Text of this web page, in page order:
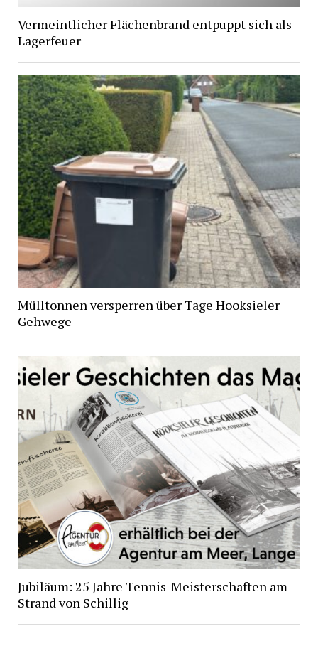
Vermeintlicher Flächenbrand entpuppt sich als
Lagerfeuer
Mülltonnen versperren über Tage Hooksieler
Gehwege
Jubiläum: 25 Jahre Tennis-Meisterschaften am
Strand von Schillig